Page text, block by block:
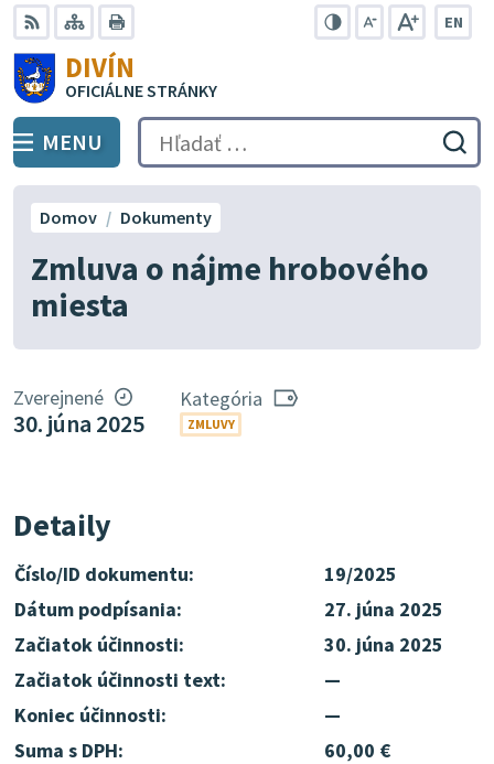
Preskočiť
na
obsah
RSS Mapa
EN
DIVÍN
OFICIÁLNE STRÁNKY
PREPNÚŤ
MENU Hľadať:
Zmluva o nájme hrobového
miesta
Domov Dokumenty
Zverejnené
30. júna 2025
Kategória
ZMLUVY
Detaily
Číslo/ID dokumentu:
19/2025
Dátum podpísania:
27. júna 2025
Začiatok účinnosti:
30. júna 2025
Začiatok účinnosti text:
—
Koniec účinnosti:
—
Suma s DPH:
60,00 €